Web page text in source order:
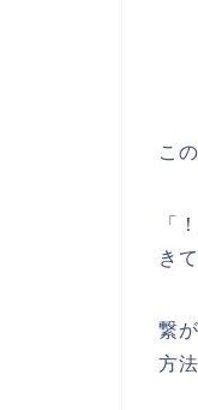
こ
「
き
繋
方